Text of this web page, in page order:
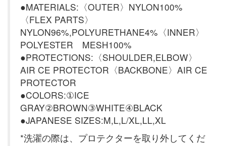
●MATERIALS:〈OUTER〉NYLON100%
〈FLEX PARTS〉
NYLON96%,POLYURETHANE4%〈INNER〉
POLYESTER MESH100%
●PROTECTIONS:〈SHOULDER,ELBOW〉
AIR CE PROTECTOR〈BACKBONE〉AIR CE
PROTECTOR
●COLORS:①ICE
GRAY②BROWN③WHITE④BLACK
●JAPANESE SIZES:M,L,L/XL,LL,XL
*洗濯の際は、プロテクターを取り外してくだ